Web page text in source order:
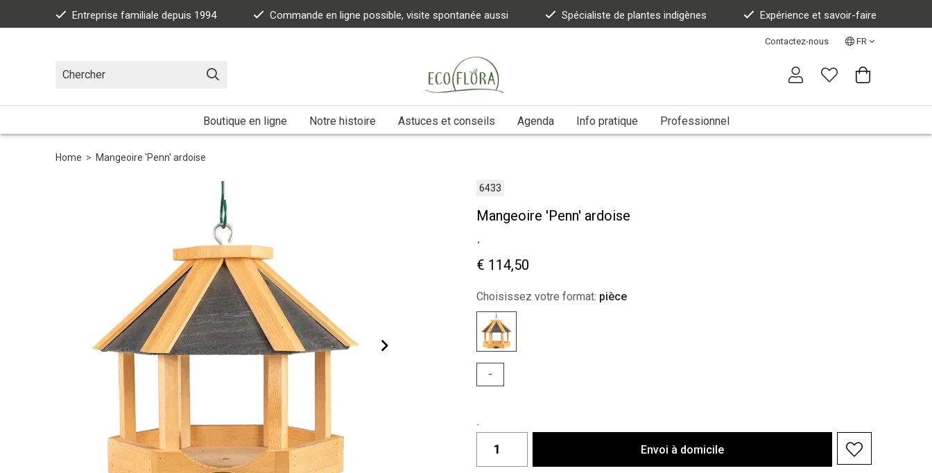
Entreprise familiale depuis 1994 Commande en ligne possible, visite spontanée aussi Spécialiste de plantes indigènes Expérience et savoir-faire
Contactez-nous FR
Boutique en ligne Notre histoire Astuces et conseils Agenda Info pratique Professionnel
Home > Mangeoire 'Penn' ardoise
6433
Mangeoire 'Penn' ardoise
.
€ 114,50
Choisissez votre format: pièce
-
.
Envoi à domicile